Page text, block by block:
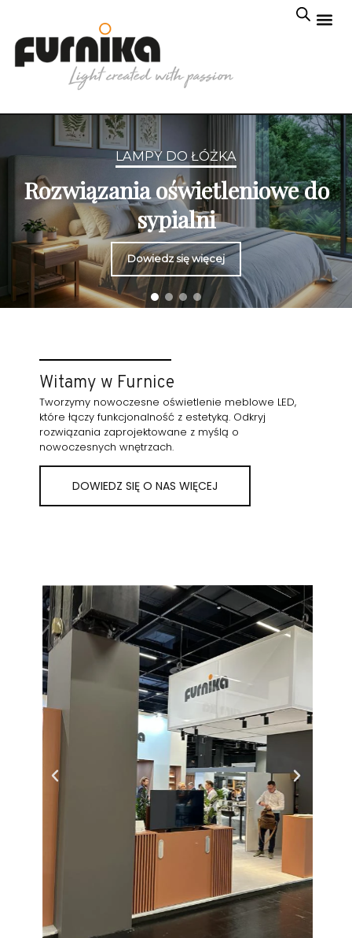
LAMPY DO ŁÓŻKA
Rozwiązania oświetleniowe do
sypialni
Dowiedz się więcej
Witamy w Furnice
Tworzymy nowoczesne oświetlenie meblowe LED,
które łączy funkcjonalność z estetyką. Odkryj
rozwiązania zaprojektowane z myślą o
nowoczesnych wnętrzach.
DOWIEDZ SIĘ O NAS WIĘCEJ